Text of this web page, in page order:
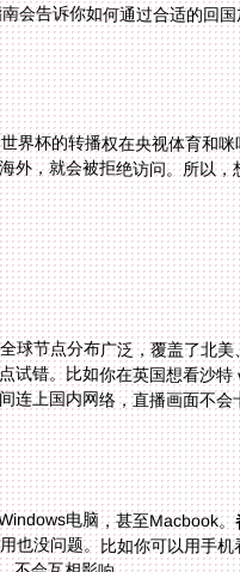
界杯的转播权在央视体育和
外，就会被拒绝访问。所以
球节点分布广泛，覆盖了北美
更重要的是，它能智能推荐最优线路，不用你手动切换节点试错。比如
连上国内网络，直播画面不会
电脑，甚至Macbook。